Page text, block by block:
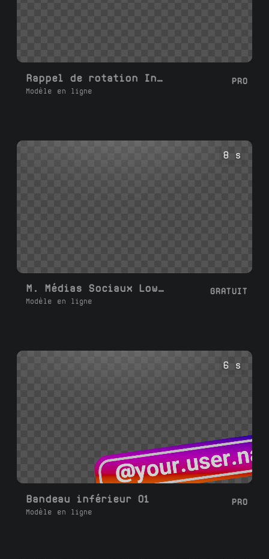
Rappel de rotation Instagram
Modèle en ligne
PRO
8 s
M. Médias Sociaux Lower Thirds L
Modèle en ligne
GRATUIT
6 s
Bandeau inférieur 01
Modèle en ligne
PRO